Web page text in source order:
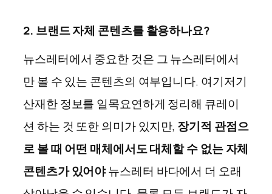
2. 브랜드자체 콘텐츠를 활용하나요?
뉴스레터에서 중요한 것은 그 뉴스레터에서
만 볼 수 있는 콘텐츠의 여부입니다. 여기저기
산재한 정보를 일목요연하게 정리해 큐레이
션 하는 것 또한 의미가 있지만, 장기적 관점으
로 볼 때 어떤 매체에서도 대체할 수 없는 자체
콘텐츠가 있어야뉴스레터 바다에서 더 오래